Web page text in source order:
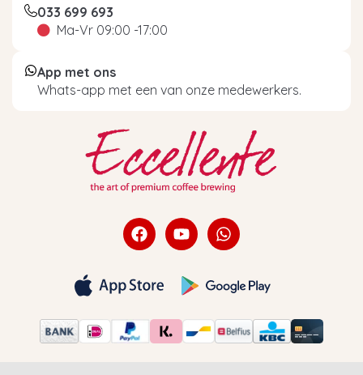
033 699 693
Ma-Vr 09:00 -17:00
App met ons
Whats-app met een van onze medewerkers.